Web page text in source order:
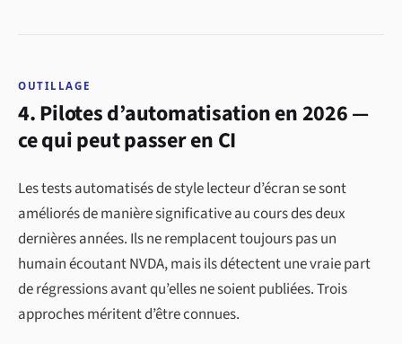
OUTILLAGE
4. Pilotes d’automatisation en 2026 —
ce qui peut passer en CI
Les tests automatisés de style lecteur d’écran se sont
améliorés de manière significative au cours des deux
dernières années. Ils ne remplacent toujours pas un
humain écoutant NVDA, mais ils détectent une vraie part
de régressions avant qu’elles ne soient publiées. Trois
approches méritent d’être connues.